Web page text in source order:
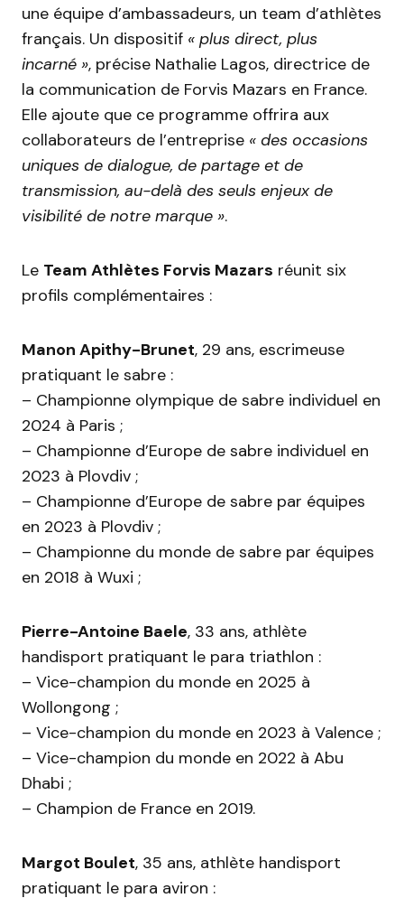
une équipe d’ambassadeurs, un team d’athlètes
français. Un dispositif « plus direct, plus
incarné », précise Nathalie Lagos, directrice de
la communication de Forvis Mazars en France.
Elle ajoute que ce programme offrira aux
collaborateurs de l’entreprise « des occasions
uniques de dialogue, de partage et de
transmission, au-delà des seuls enjeux de
visibilité de notre marque ».
Le Team Athlètes Forvis Mazars réunit six
profils complémentaires :
Manon Apithy-Brunet, 29 ans, escrimeuse
pratiquant le sabre :
– Championne olympique de sabre individuel en
2024 à Paris ;
– Championne d’Europe de sabre individuel en
2023 à Plovdiv ;
– Championne d’Europe de sabre par équipes
en 2023 à Plovdiv ;
– Championne du monde de sabre par équipes
en 2018 à Wuxi ;
Pierre-Antoine Baele, 33 ans, athlète
handisport pratiquant le para triathlon :
– Vice-champion du monde en 2025 à
Wollongong ;
– Vice-champion du monde en 2023 à Valence ;
– Vice-champion du monde en 2022 à Abu
Dhabi ;
– Champion de France en 2019.
Margot Boulet, 35 ans, athlète handisport
pratiquant le para aviron :